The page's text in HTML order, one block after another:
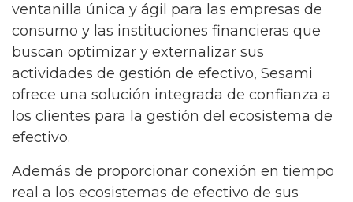
ventanilla única y ágil para las empresas de
consumo y las instituciones financieras que
buscan optimizar y externalizar sus
actividades de gestión de efectivo, Sesami
ofrece una solución integrada de confianza a
los clientes para la gestión del ecosistema de
efectivo.
Además de proporcionar conexión en tiempo
real a los ecosistemas de efectivo de sus